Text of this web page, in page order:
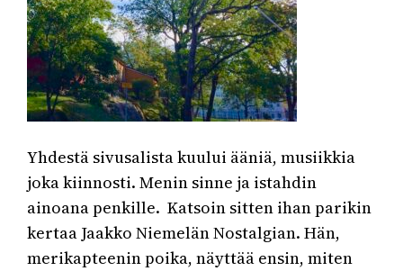
Yhdestä sivusalista kuului ääniä, musiikkia
joka kiinnosti. Menin sinne ja istahdin
ainoana penkille. Katsoin sitten ihan parikin
kertaa Jaakko Niemelän Nostalgian. Hän,
merikapteenin poika, näyttää ensin, miten